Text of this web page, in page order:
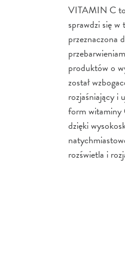
VITAMIN C to
sprawdzi się w
przeznaczona
produktów o
został
rozjaśniający i
form witaminy
dzięki
rozświetla i